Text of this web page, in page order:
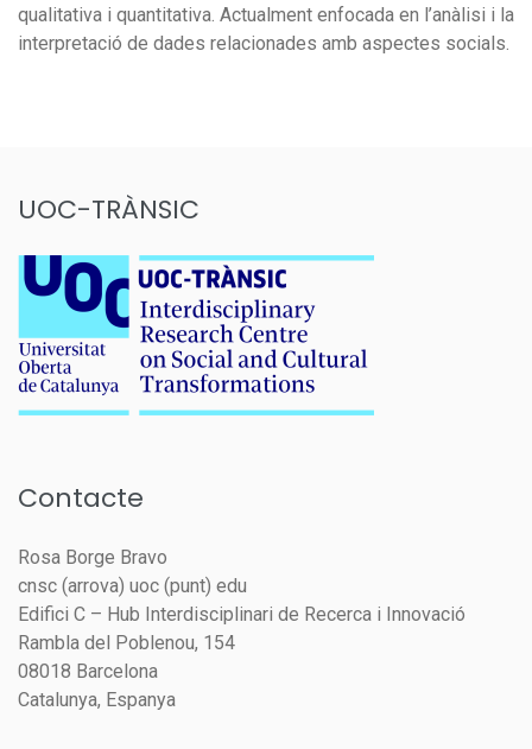
qualitativa i quantitativa. Actualment enfocada en l’anàlisi i la
interpretació de dades relacionades amb aspectes socials.
UOC-TRÀNSIC
Contacte
Rosa Borge Bravo
cnsc (arrova) uoc (punt) edu
Edifici C – Hub Interdisciplinari de Recerca i Innovació
Rambla del Poblenou, 154
08018 Barcelona
Catalunya, Espanya